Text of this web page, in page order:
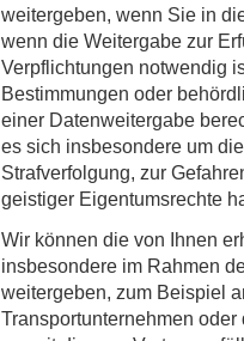
weitergeben, wenn Sie in
wenn die Weitergabe zur
Verpflichtungen notwendig
Bestimmungen oder
einer Datenweitergabe
es sich insbesondere um
Strafverfolgung, zur
geistiger Eigentumsrechte
Wir können die von Ihnen
insbesondere im Rahmen
weitergeben, zum Beispiel
Transportunternehmen